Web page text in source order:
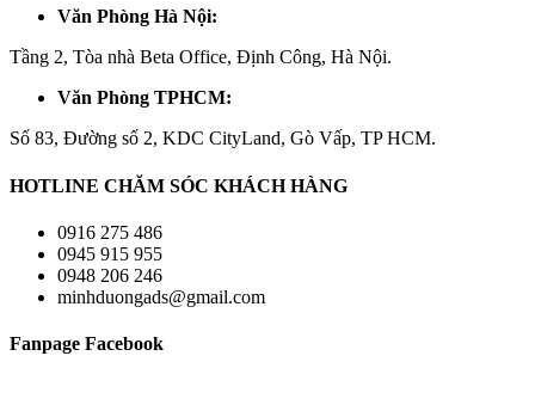
Văn Phòng Hà Nội:
Tầng 2, Tòa nhà Beta Office, Định Công, Hà Nội.
Văn Phòng TPHCM:
Số 83, Đường số 2, KDC CityLand, Gò Vấp, TP HCM.
HOTLINE CHĂM SÓC KHÁCH HÀNG
0916 275 486
0945 915 955
0948 206 246
minhduongads@gmail.com
Fanpage Facebook